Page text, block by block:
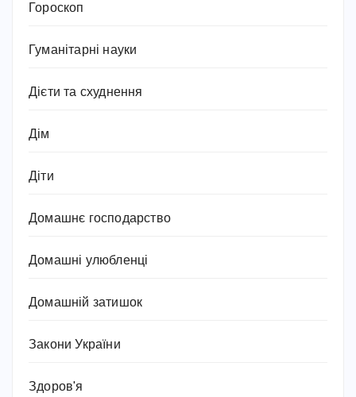
Гороскоп
Гуманітарні науки
Дієти та схуднення
Дім
Діти
Домашнє господарство
Домашні улюбленці
Домашній затишок
Закони України
Здоров'я